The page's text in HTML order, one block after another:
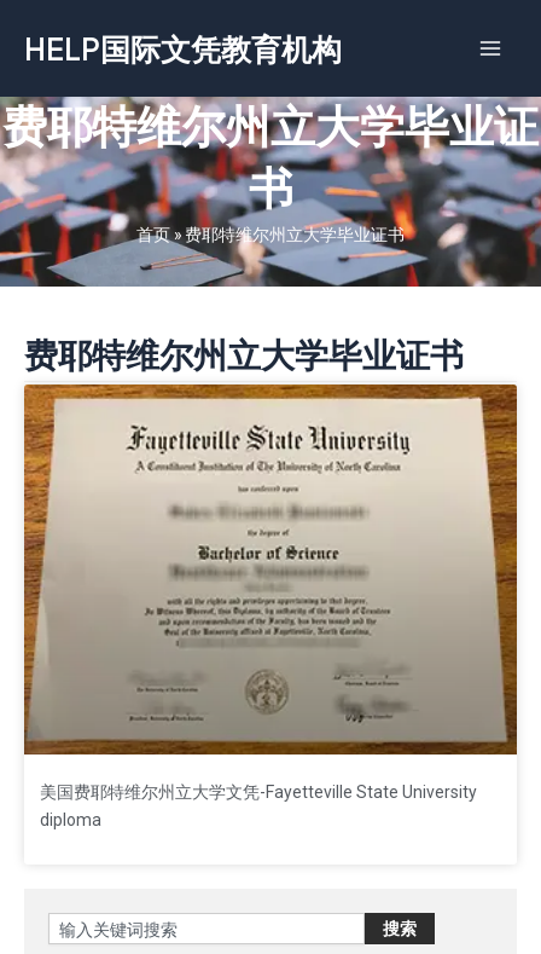
容
HELP国际文凭教育机构
费耶特维尔州立大学毕业证
书
首页»费耶特维尔州立大学毕业证书
费耶特维尔州立大学毕业证书
美国费耶特维尔州立大学文凭-Fayetteville State University
diploma
Search 搜索